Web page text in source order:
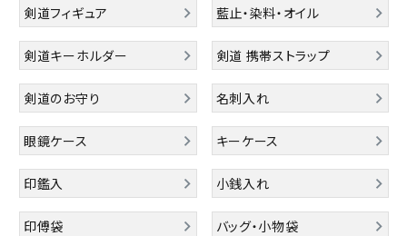
剣道フィギュア 藍止・染料・オイル
剣道キーホルダー 剣道 携帯ストラップ
剣道のお守り 名刺入れ
眼鏡ケース キーケース
印鑑入 小銭入れ
印傅袋 バッグ・小物袋